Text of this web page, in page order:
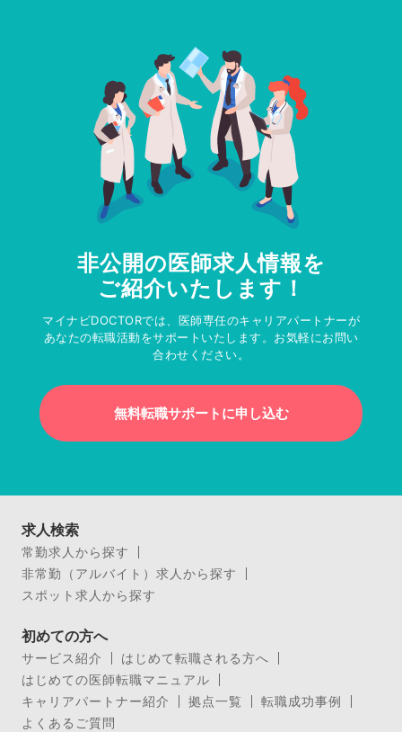
非公開の医師求人情報を
ご紹介いたします！
マイナビDOCTORでは、医師専任のキャリアパートナーが
あなたの転職活動をサポートいたします。お気軽にお問い
合わせください。
無料転職サポートに申し込む
求人検索
常勤求人から探す
非常勤（アルバイト）求人から探す
スポット求人から探す
初めての方へ
サービス紹介
はじめて転職される方へ
はじめての医師転職マニュアル
キャリアパートナー紹介
拠点一覧
転職成功事例
よくあるご質問